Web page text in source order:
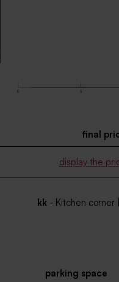
final
display the
kk - Kitchen corner |
parking space